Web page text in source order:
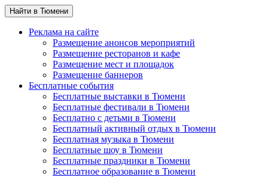
Найти в Тюмени
Реклама на сайте
Размещение анонсов мероприятий
Размещение ресторанов и кафе
Размещение мест и площадок
Размещение баннеров
Бесплатные события
Бесплатные выставки в Тюмени
Бесплатные фестивали в Тюмени
Бесплатно с детьми в Тюмени
Бесплатный активный отдых в Тюмени
Бесплатная музыка в Тюмени
Бесплатные шоу в Тюмени
Бесплатные праздники в Тюмени
Бесплатное образование в Тюмени